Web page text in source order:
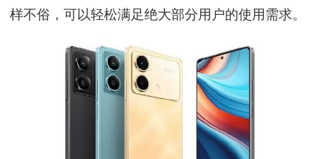
样不俗，可以轻松满足绝大部分用户的使用需求。